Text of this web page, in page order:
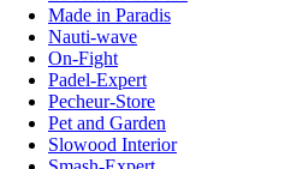
Made in Paradis
Nauti-wave
On-Fight
Padel-Expert
Pecheur-Store
Pet and Garden
Slowood Interior